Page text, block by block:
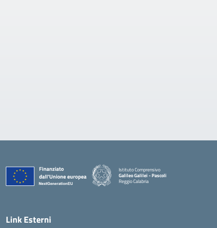
Istituto Comprensivo
Galileo Galilei - Pascoli
Reggio Calabria
Link Esterni